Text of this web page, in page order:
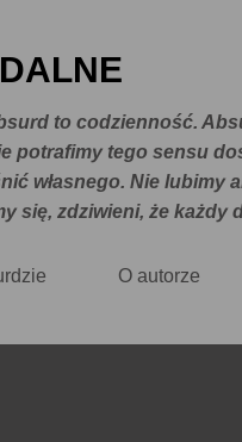
to codzienność.
potrafimy tego sensu
własnego. Nie lubimy
się, zdziwieni, że każdy
O autorze